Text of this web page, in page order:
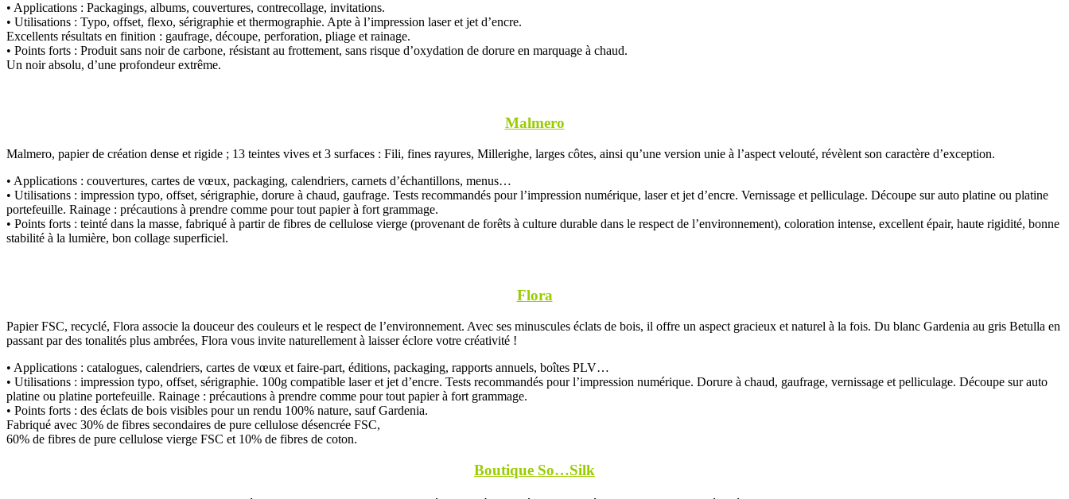
• Applications : Packagings, albums, couvertures, contrecollage, invitations.
• Utilisations : Typo, offset, flexo, sérigraphie et thermographie. Apte à l’impression laser et jet d’encre.
Excellents résultats en finition : gaufrage, découpe, perforation, pliage et rainage.
• Points forts : Produit sans noir de carbone, résistant au frottement, sans risque d’oxydation de dorure en marquage à chaud.
Un noir absolu, d’une profondeur extrême.
Malmero
Malmero, papier de création dense et rigide ; 13 teintes vives et 3 surfaces : Fili, fines rayures, Millerighe, larges côtes, ainsi qu’une version unie à l’aspect velouté, révèlent son caractère d’exception.
• Applications : couvertures, cartes de vœux, packaging, calendriers, carnets d’échantillons, menus…
• Utilisations : impression typo, offset, sérigraphie, dorure à chaud, gaufrage. Tests recommandés pour l’impression numérique, laser et jet d’encre. Vernissage et pelliculage. Découpe sur auto platine ou platine
portefeuille. Rainage : précautions à prendre comme pour tout papier à fort grammage.
• Points forts : teinté dans la masse, fabriqué à partir de fibres de cellulose vierge (provenant de forêts à culture durable dans le respect de l’environnement), coloration intense, excellent épair, haute rigidité, bonne
stabilité à la lumière, bon collage superficiel.
Flora
Papier FSC, recyclé, Flora associe la douceur des couleurs et le respect de l’environnement. Avec ses minuscules éclats de bois, il offre un aspect gracieux et naturel à la fois. Du blanc Gardenia au gris Betulla en
passant par des tonalités plus ambrées, Flora vous invite naturellement à laisser éclore votre créativité !
• Applications : catalogues, calendriers, cartes de vœux et faire-part, éditions, packaging, rapports annuels, boîtes PLV…
• Utilisations : impression typo, offset, sérigraphie. 100g compatible laser et jet d’encre. Tests recommandés pour l’impression numérique. Dorure à chaud, gaufrage, vernissage et pelliculage. Découpe sur auto
platine ou platine portefeuille. Rainage : précautions à prendre comme pour tout papier à fort grammage.
• Points forts : des éclats de bois visibles pour un rendu 100% nature, sauf Gardenia.
Fabriqué avec 30% de fibres secondaires de pure cellulose désencrée FSC,
60% de fibres de pure cellulose vierge FSC et 10% de fibres de coton.
Boutique So…Silk